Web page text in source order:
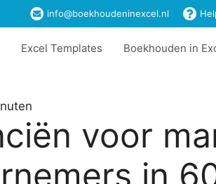
info@boekhoudeninexcel.nl
Excel Templates Boekhouden in
voor
in